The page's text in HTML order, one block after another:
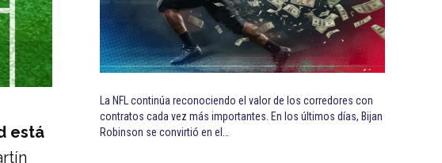
está
La NFL continúa reconociendo el valor de los corredores con
contratos cada vez más importantes. En los últimos días, Bijan
Robinson se convirtió en el…